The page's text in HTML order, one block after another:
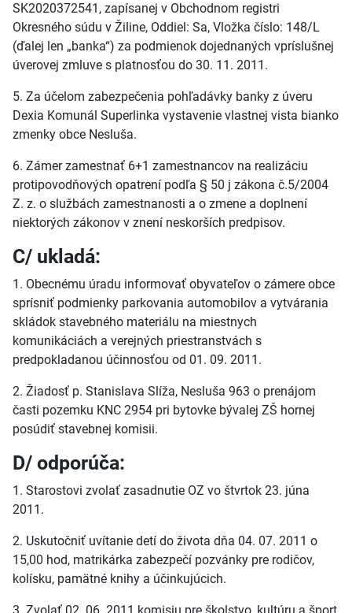
SK2020372541, zapísanej v Obchodnom registri
Okresného súdu v Žiline, Oddiel: Sa, Vložka číslo: 148/L
(ďalej len „banka“) za podmienok dojednaných vpríslušnej
úverovej zmluve s platnosťou do 30. 11. 2011.
5. Za účelom zabezpečenia pohľadávky banky z úveru
Dexia Komunál Superlinka vystavenie vlastnej vista bianko
zmenky obce Nesluša.
6. Zámer zamestnať 6+1 zamestnancov na realizáciu
protipovodňových opatrení podľa § 50 j zákona č.5/2004
Z. z. o službách zamestnanosti a o zmene a doplnení
niektorých zákonov v znení neskorších predpisov.
C/ ukladá:
1. Obecnému úradu informovať obyvateľov o zámere obce
sprísniť podmienky parkovania automobilov a vytvárania
skládok stavebného materiálu na miestnych
komunikáciách a verejných priestranstvách s
predpokladanou účinnosťou od 01. 09. 2011.
2. Žiadosť p. Stanislava Slíža, Nesluša 963 o prenájom
časti pozemku KNC 2954 pri bytovke bývalej ZŠ hornej
posúdiť stavebnej komisii.
D/ odporúča:
1. Starostovi zvolať zasadnutie OZ vo štvrtok 23. júna
2011.
2. Uskutočniť uvítanie detí do života dňa 04. 07. 2011 o
15,00 hod, matrikárka zabezpečí pozvánky pre rodičov,
kolísku, pamätné knihy a účinkujúcich.